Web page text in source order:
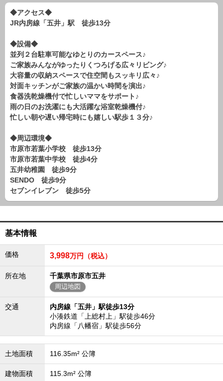
◆アクセス◆
JR内房線「五井」駅 徒歩13分
◆設備◆
並列２台駐車可能なゆとりのカースペース♪
ご家族みんながゆったりくつろげる広々リビング♪
大容量の収納スペースで住空間もスッキリ広々♪
対面キッチンがご家族の温かい時間を演出♪
食器洗乾燥機付で忙しいママをサポート♪
雨の日のお洗濯にも大活躍な浴室乾燥機付♪
忙しい朝や遅い帰宅時にも嬉しい駅歩１３分♪
◆周辺環境◆
市原市若葉小学校 徒歩13分
市原市若葉中学校 徒歩4分
五井幼稚園 徒歩9分
SENDO 徒歩9分
セブンイレブン 徒歩5分
基本情報
価格 3,998万円（税込）
所在地 千葉県市原市五井
周辺地図
交通
内房線「五井」駅徒歩13分
小湊鉄道「上総村上」駅徒歩46分
内房線「八幡宿」駅徒歩56分
土地面積 116.35m² 公簿
建物面積 115.3m² 公簿
千葉本店 松戸支店
神奈川支店
沖縄支店
売却査定 会社案内
お問い合わせ サイトマップ
プライバシーポリシー
物件検索
新築一戸建
エリアから探す
路線から探す
中古一戸建
エリアから探す
エリアから探す
路線から探す
土 地
エリアから探す
路線から探す
エリアから物件検索
松戸･柏方面エリア
松戸･柏方面エリアの新築一戸建
松戸･柏方面エリアの中古一戸建
松戸･柏方面エリアの土地